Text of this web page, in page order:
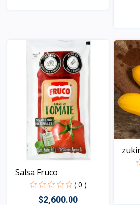
Salsa Fruco
( 0 )
$2,600.00